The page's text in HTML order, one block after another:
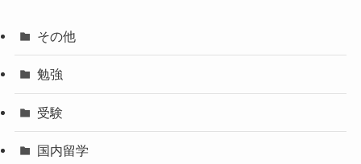
その他
勉強
受験
国内留学